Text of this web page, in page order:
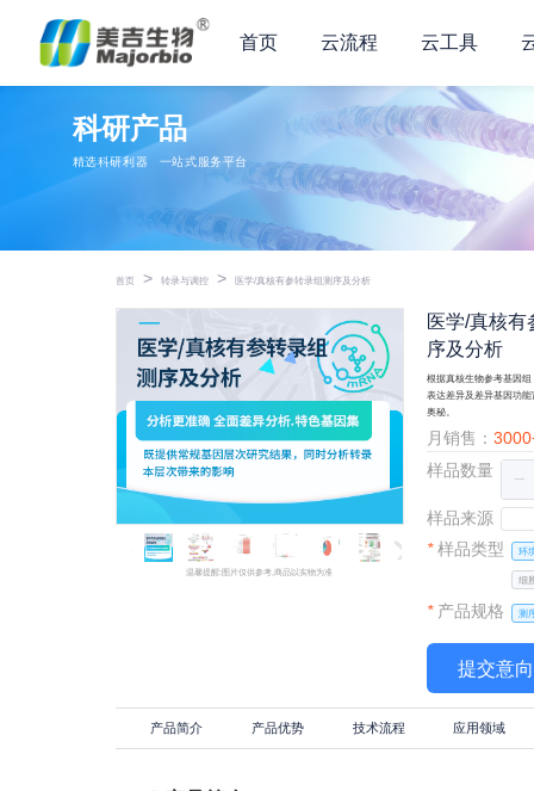
首页 云流程 云工具
科研产品
精选科研利器 一站式服务平台
首页 > 转录与调控 > 医学/真核有参转录组测序及分析
温馨提醒:图片仅供参考,商品以实物为准
医学/真核有
序及分析
根据真核生物参考基因
表达差异及差异基因功
奥秘。
月销售：
样品数量
样品来源
*样品类型 环
细
* 产品规格 测
提交意
产品简介 产品优势 技术流程 应用领域